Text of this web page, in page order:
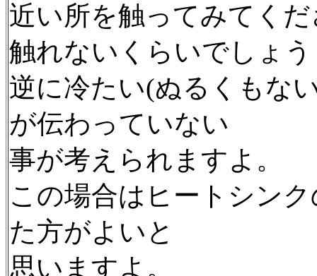
近い所を触ってみてく
触れないくらいでしょう
逆に冷たい(ぬるくもな
が伝わっていない
事が考えられますよ。
この場合はヒートシン
た方がよいと
思いますよ。